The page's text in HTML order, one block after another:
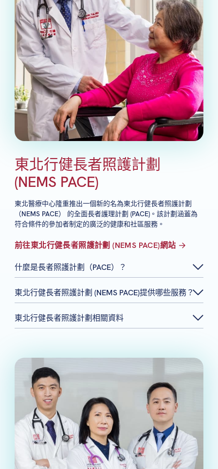
東北行健長者照護計劃
(NEMS PACE)
東北醫療中心隆重推出一個新的名為東北行健長者照護計劃
（NEMS PACE） 的全面長者護理計劃 (PACE)。該計劃涵蓋為
符合條件的參加者制定的廣泛的健康和社區服務。
前往東北行健長者照護計劃 (NEMS PACE)網站
什麼是長者照護計劃（PACE）？
東北行健長者照護計劃 (NEMS PACE)提供哪些服務？
東北行健長者照護計劃相關資料